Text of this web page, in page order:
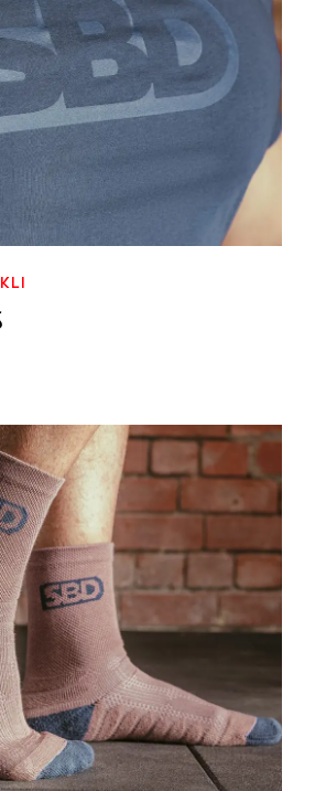
IZVĒLIETIES
IZVĒLIETIES